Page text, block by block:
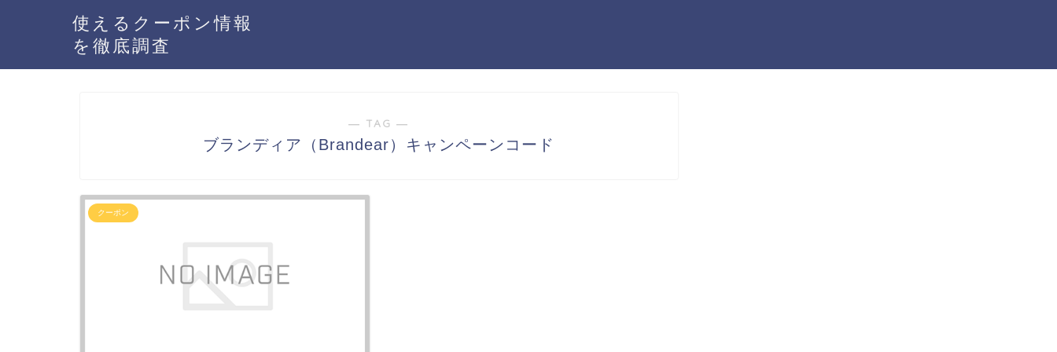
使えるクーポン情報
を徹底調査
― TAG ―
ブランディア（Brandear）キャンペーンコード
クーポン